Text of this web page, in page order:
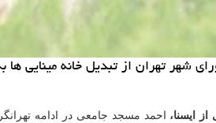
تهران از تبدیل خانه مینایی ها
ایسنا، احمد مسجد جامعی در ادامه